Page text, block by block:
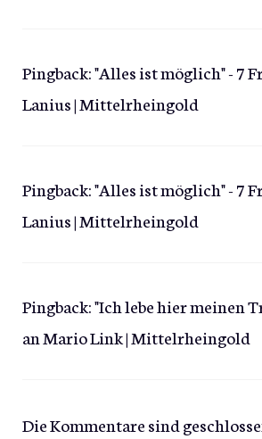
Pingback:"Alles ist möglich" - 7
Lanius | Mittelrheingold
Pingback:"Alles ist möglich" - 7
Lanius | Mittelrheingold
Pingback:"Ich lebe hier meinen
an Mario Link | Mittelrheingold
Die Kommentare sind